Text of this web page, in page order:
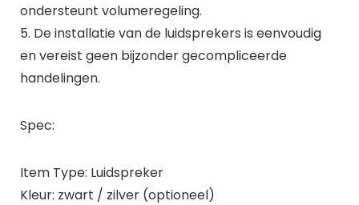
ondersteunt volumeregeling.
5. De installatie van de luidsprekers is eenvoudig
en vereist geen bijzonder gecompliceerde
handelingen.
Spec:
Item Type: Luidspreker
Kleur: zwart / zilver (optioneel)